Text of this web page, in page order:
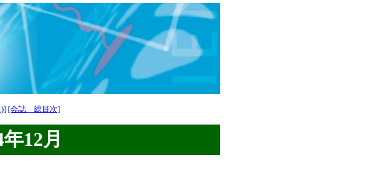
[会誌 総目次]
12月